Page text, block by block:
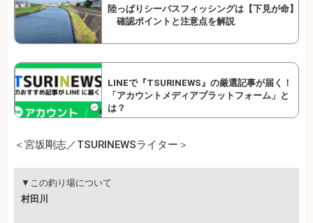
陸っぱりシーバスフィッシングは【下見が命】
確認ポイントと注意点を解説
LINEで『TSURINEWS』の厳選記事が届く！
「アカウントメディアプラットフォーム」と
は？
＜宮坂剛志／TSURINEWSライター＞
▼この釣り場について
村田川